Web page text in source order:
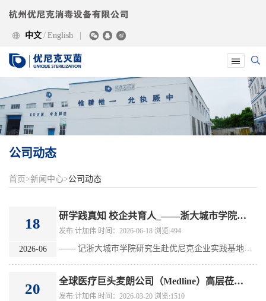
 中文 / English   


公司动态
首页 >新闻中心>公司动态
18
2026-06
研学践真知 校企共育人_——浙大城市学院研究生赴优尼克实践
发布:计加伟 时间：2026-06-18 浏览:494
20 全球医疗巨头麦朗公司（Medline）高层莅临优尼克参观考察 深化合作共谋发展
发布:计加伟 时间：2026-03-20 浏览:1510